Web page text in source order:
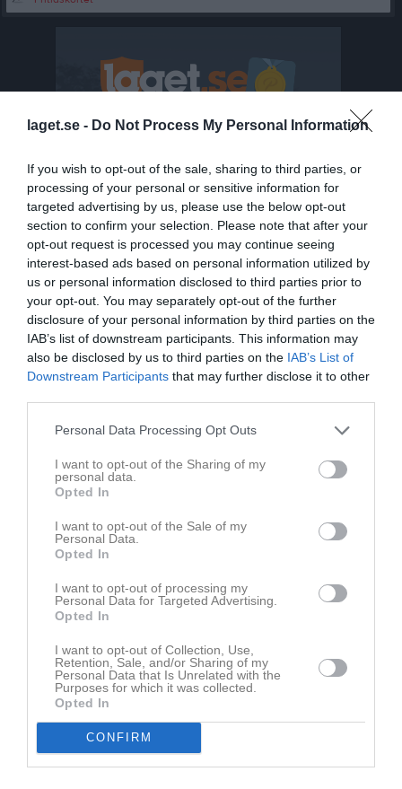
laget.se - Do Not Process My Personal Information
If you wish to opt-out of the sale, sharing to third parties, or
processing of your personal or sensitive information for
targeted advertising by us, please use the below opt-out
section to confirm your selection. Please note that after your
opt-out request is processed you may continue seeing
interest-based ads based on personal information utilized by
us or personal information disclosed to third parties prior to
your opt-out. You may separately opt-out of the further
disclosure of your personal information by third parties on the
IAB’s list of downstream participants. This information may
also be disclosed by us to third parties on the IAB’s List of
Downstream Participants that may further disclose it to other
Personal Data Processing Opt Outs
I want to opt-out of the Sharing of my
personal data.
Opted In
I want to opt-out of the Sale of my
Personal Data.
Opted In
I want to opt-out of processing my
Personal Data for Targeted Advertising.
Opted In
I want to opt-out of Collection, Use,
Retention, Sale, and/or Sharing of my
Personal Data that Is Unrelated with the
Purposes for which it was collected.
Opted In
CONFIRM
Senast uppladdade video
Ingen video uppladdad
Logga in och ladda upp ert första klipp
Senast uppdaterade album
2025 - Judofestivalen
411 bilder
På gång Kalender